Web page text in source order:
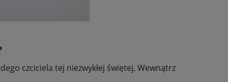
czciciela tej niezwykłej świętej. Wewnątrz